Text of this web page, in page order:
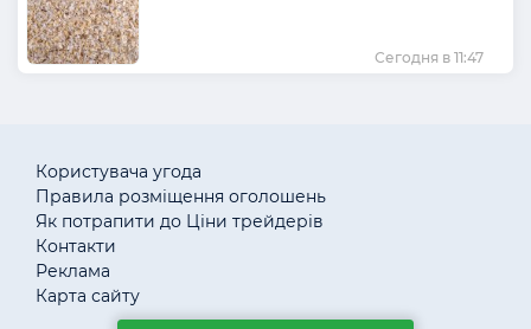
Сегодня в 11:47
Користувача угода
Правила розміщення оголошень
Як потрапити до Ціни трейдерів
Контакти
Реклама
Карта сайту